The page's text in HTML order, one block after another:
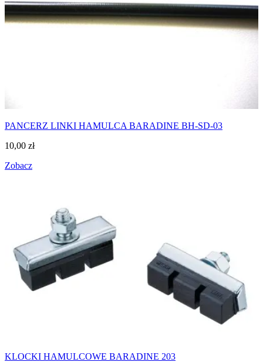
PANCERZ LINKI HAMULCA BARADINE BH-SD-03
10,00 zł
Zobacz
KLOCKI HAMULCOWE BARADINE 203